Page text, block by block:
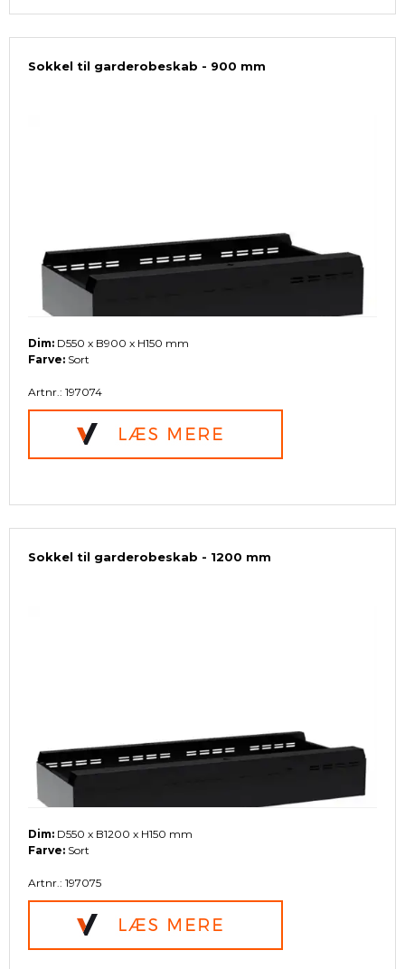
Sokkel til garderobeskab - 900 mm
Dim: D550 x B900 x H150 mm
Farve: Sort
Artnr.: 197074
Sokkel til garderobeskab - 1200 mm
Dim: D550 x B1200 x H150 mm
Farve: Sort
Artnr.: 197075